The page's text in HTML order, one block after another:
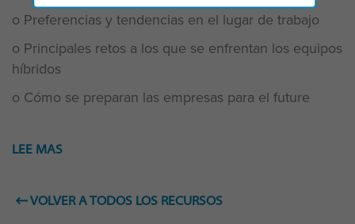
o Preferencias y tendencias en el lugar de trabajo
o Principales retos a los que se enfrentan los equipos
híbridos
o Cómo se preparan las empresas para el future
LEE MAS
VOLVER A TODOS LOS RECURSOS